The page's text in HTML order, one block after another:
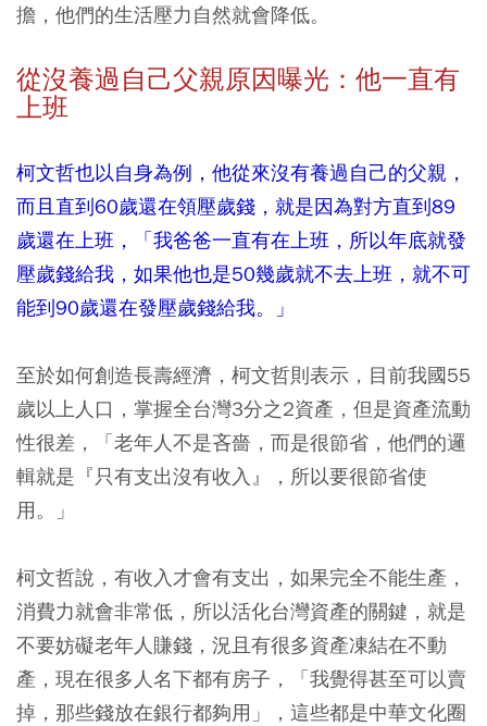
擔，他們的生活壓力自然就會降低。
從沒養過自己父親原因曝光：他一直有
上班
柯文哲也以自身為例，他從來沒有養過自己的父親，
而且直到60歲還在領壓歲錢，就是因為對方直到89
歲還在上班，「我爸爸一直有在上班，所以年底就發
壓歲錢給我，如果他也是50幾歲就不去上班，就不可
能到90歲還在發壓歲錢給我。」
至於如何創造長壽經濟，柯文哲則表示，目前我國55
歲以上人口，掌握全台灣3分之2資產，但是資產流動
性很差，「老年人不是吝嗇，而是很節省，他們的邏
輯就是『只有支出沒有收入』，所以要很節省使
用。」
柯文哲說，有收入才會有支出，如果完全不能生產，
消費力就會非常低，所以活化台灣資產的關鍵，就是
不要妨礙老年人賺錢，況且有很多資產凍結在不動
產，現在很多人名下都有房子，「我覺得甚至可以賣
掉，那些錢放在銀行都夠用」，這些都是中華文化圈